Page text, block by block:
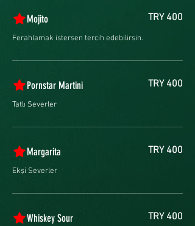
Mojito
Ferahlamak istersen tercih edebilirsin.
TRY 400
Pornstar Martini
Tatlı Severler
TRY 400
Margarita
Ekşi Severler
TRY 400
Whiskey Sour TRY 400